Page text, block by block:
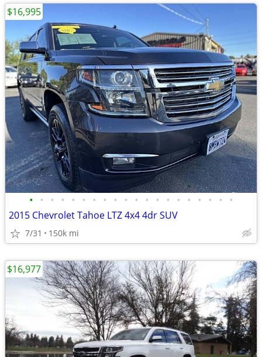
• • • • • • • • • • • • • • • • • • • •
2015 Chevrolet Tahoe LTZ 4x4 4dr SUV
7/31 150k mi
$16,995
$16,977